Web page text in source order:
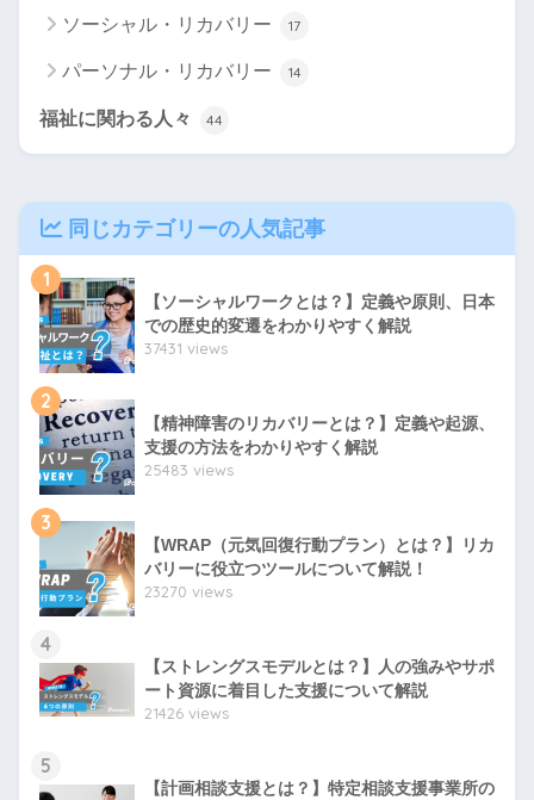
ソーシャル・リカバリー 17
パーソナル・リカバリー 14
福祉に関わる人々 44
同じカテゴリーの人気記事
1
【ソーシャルワークとは？】定義や原則、日本
での歴史的変遷をわかりやすく解説
37431 views
2
【精神障害のリカバリーとは？】定義や起源、
支援の方法をわかりやすく解説
25483 views
3
【WRAP（元気回復行動プラン）とは？】リカ
バリーに役立つツールについて解説！
23270 views
4
【ストレングスモデルとは？】人の強みやサポ
ート資源に着目した支援について解説
21426 views
5
【計画相談支援とは？】特定相談支援事業所の